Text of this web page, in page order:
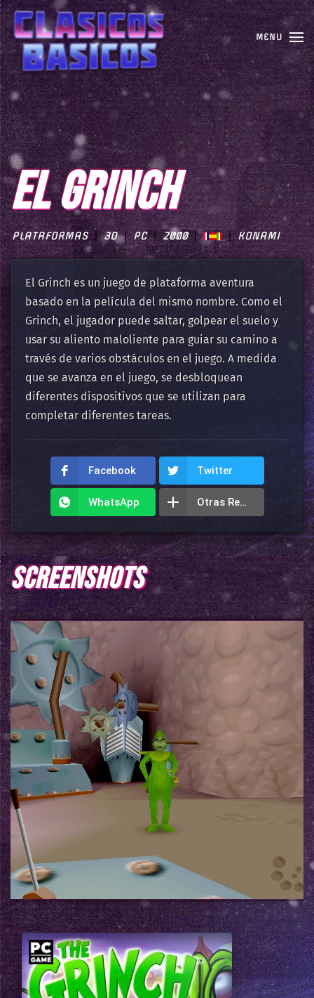
MENU
EL GRINCH
PLATAFORMAS 3D PC 2000 KONAMI
El Grinch es un juego de plataforma aventura
basado en la película del mismo nombre. Como el
Grinch, el jugador puede saltar, golpear el suelo y
usar su aliento maloliente para guiar su camino a
través de varios obstáculos en el juego. A medida
que se avanza en el juego, se desbloquean
diferentes dispositivos que se utilizan para
completar diferentes tareas.
Facebook Twitter
WhatsApp Otras Redes
SCREENSHOTS